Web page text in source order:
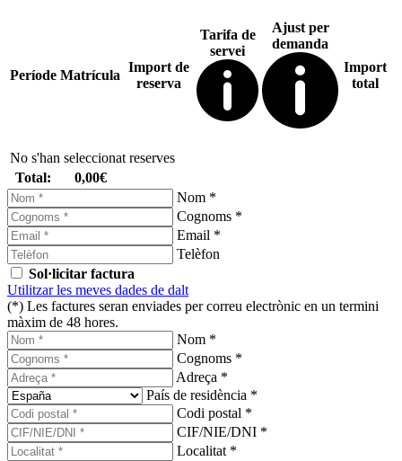
Període Matrícula
Import de
reserva
Tarifa de
servei
Ajust per
demanda
Import
total
No s'han seleccionat reserves
Total:
0,00€
Nom *
Cognoms *
Email *
Telèfon
Sol·licitar factura
Utilitzar les meves dades de dalt
(*) Les factures seran enviades per correu electrònic en un termini
màxim de 48 hores.
Nom *
Cognoms *
Adreça *
País de residència *
Codi postal *
CIF/NIE/DNI *
Localitat *